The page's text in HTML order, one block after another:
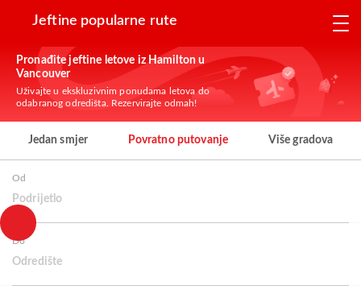
Jeftine popularne rute
Pronađite jeftine letove iz Hamilton u
Vancouver
Uživajte u ekskluzivnim ponudama letova do
odabranog odredišta. Rezervirajte odmah!
Jedan smjer Povratno putovanje Više gradova
Od
Podrijetlo
Do
Odredište